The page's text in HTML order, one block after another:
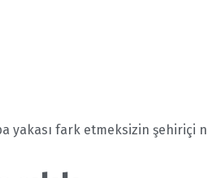
yakası fark etmeksizin şehiriçi